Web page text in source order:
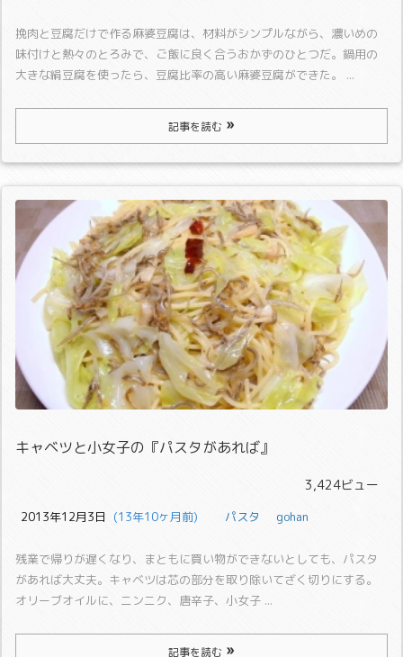
挽肉と豆腐だけで作る麻婆豆腐は、材料がシンプルながら、濃いめの
味付けと熱々のとろみで、ご飯に良く合うおかずのひとつだ。 鍋用の
大きな絹豆腐を使ったら、豆腐比率の高い麻婆豆腐ができた。 ...
記事を読む
キャベツと小女子の『パスタがあれば』
3,424ビュー
2013年12月3日
  (13年10ヶ月前)
パスタ gohan
残業で帰りが遅くなり、まともに買い物ができないとしても、パスタ
があれば大丈夫。 キャベツは芯の部分を取り除いてざく切りにする。
オリーブオイルに、ニンニク、唐辛子、小女子 ...
記事を読む